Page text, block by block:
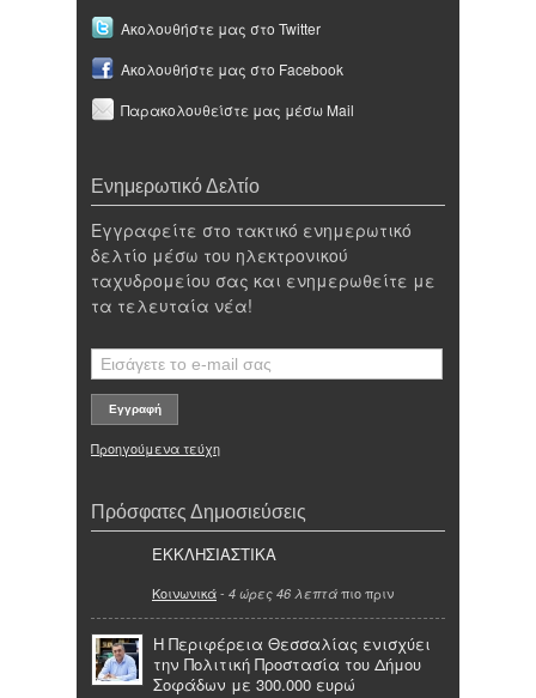
Ακολουθήστε μας στο Twitter
Ακολουθήστε μας στο Facebook
Παρακολουθείστε μας μέσω Mail
Ενημερωτικό Δελτίο
Εγγραφείτε στο τακτικό ενημερωτικό
δελτίο μέσω του ηλεκτρονικού
ταχυδρομείου σας και ενημερωθείτε με
τα τελευταία νέα!
Προηγούμενα τεύχη
Πρόσφατες Δημοσιεύσεις
ΕΚΚΛΗΣΙΑΣΤΙΚΑ
Κοινωνικά- 4 ώρες 46 λεπτά πιο πριν
Η Περιφέρεια Θεσσαλίας ενισχύει
την Πολιτική Προστασία του Δήμου
Σοφάδων με 300.000 ευρώ